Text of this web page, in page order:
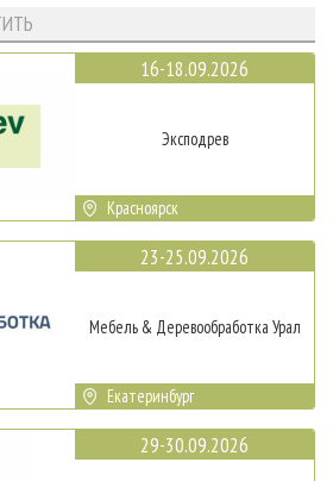
16-18.09.2026
Эксподрев
Красноярск
23-25.09.2026
Мебель & Деревообработка Урал
Екатеринбург
29-30.09.2026